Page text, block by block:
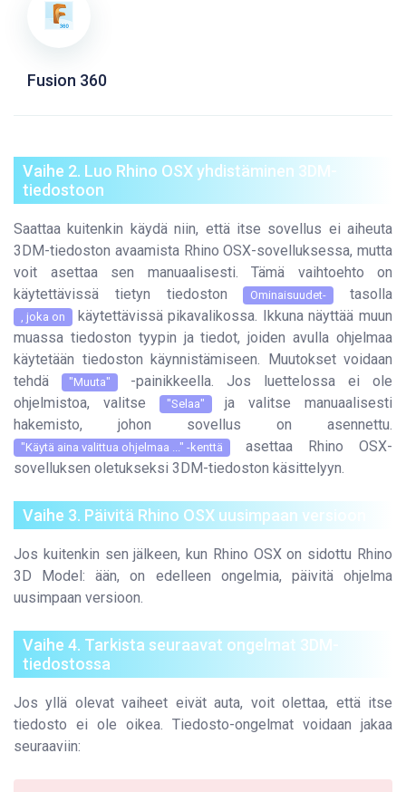
Fusion 360
Vaihe 2. Luo Rhino OSX yhdistäminen 3DM-
tiedostoon
Saattaa kuitenkin käydä niin, että itse sovellus ei aiheuta
3DM-tiedoston avaamista Rhino OSX-sovelluksessa, mutta
voit asettaa sen manuaalisesti. Tämä vaihtoehto on
käytettävissä tietyn tiedoston Ominaisuudet- tasolla
, joka on
käytettävissä pikavalikossa. Ikkuna näyttää muun
muassa tiedoston tyypin ja tiedot, joiden avulla ohjelmaa
käytetään tiedoston käynnistämiseen. Muutokset voidaan
tehdä
"Muuta"
-painikkeella. Jos luettelossa ei ole
ohjelmistoa, valitse
"Selaa" ja valitse manuaalisesti
hakemisto, johon sovellus on asennettu.
"Käytä aina valittua ohjelmaa ..." -kenttä
asettaa Rhino OSX-
sovelluksen oletukseksi 3DM-tiedoston käsittelyyn.
Vaihe 3. Päivitä Rhino OSX uusimpaan versioon
Jos kuitenkin sen jälkeen, kun Rhino OSX on sidottu Rhino
3D Model: ään, on edelleen ongelmia, päivitä ohjelma
uusimpaan versioon.
Vaihe 4. Tarkista seuraavat ongelmat 3DM-
tiedostossa
Jos yllä olevat vaiheet eivät auta, voit olettaa, että itse
tiedosto ei ole oikea. Tiedosto-ongelmat voidaan jakaa
seuraaviin: